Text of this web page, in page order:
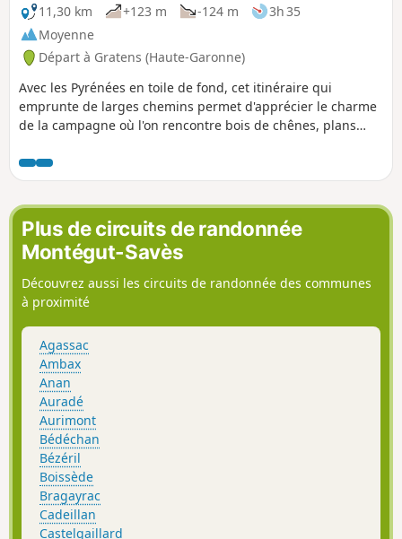
11,30 km +123 m -124 m
3h 35
Moyenne
Départ à Gratens (Haute-Garonne)
Avec les Pyrénées en toile de fond, cet itinéraire qui
emprunte de larges chemins permet d'apprécier le charme
de la campagne où l'on rencontre bois de chênes, plans
partie se fait sur voies goudronnées ou empierrées, ce qui
est idéal par temps humide mais qui peut ne pas plaire à
tout le monde.
Plus de circuits de randonnée
Montégut-Savès
Découvrez aussi les circuits de randonnée des communes
à proximité
Agassac
Ambax
Anan
Auradé
Aurimont
Bédéchan
Bézéril
Boissède
Bragayrac
Cadeillan
Castelgaillard